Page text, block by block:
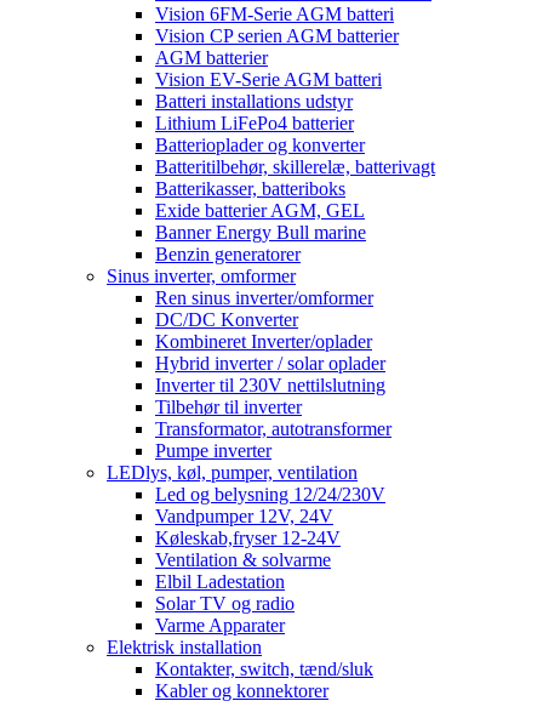
Vision 6FM-Serie AGM batteri
Vision CP serien AGM batterier
AGM batterier
Vision EV-Serie AGM batteri
Batteri installations udstyr
Lithium LiFePo4 batterier
Batterioplader og konverter
Batteritilbehør, skillerelæ, batterivagt
Batterikasser, batteriboks
Exide batterier AGM, GEL
Banner Energy Bull marine
Benzin generatorer
Sinus inverter, omformer
Ren sinus inverter/omformer
DC/DC Konverter
Kombineret Inverter/oplader
Hybrid inverter / solar oplader
Inverter til 230V nettilslutning
Tilbehør til inverter
Transformator, autotransformer
Pumpe inverter
LEDlys, køl, pumper, ventilation
Led og belysning 12/24/230V
Vandpumper 12V, 24V
Køleskab,fryser 12-24V
Ventilation & solvarme
Elbil Ladestation
Solar TV og radio
Varme Apparater
Elektrisk installation
Kontakter, switch, tænd/sluk
Kabler og konnektorer